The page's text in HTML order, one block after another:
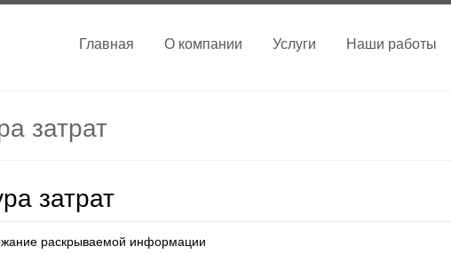
Главная О компании Услуги Наши работы
затрат
затрат
раскрываемой информации